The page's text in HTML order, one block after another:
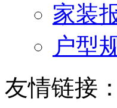
家装
户型
友情链接：